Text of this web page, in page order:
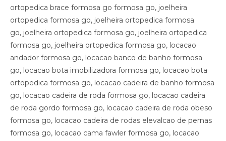
ortopedica brace formosa go formosa go, joelheira
ortopedica formosa go, joelheira ortopedica formosa
go, joelheira ortopedica formosa go, joelheira ortopedica
formosa go, joelheira ortopedica formosa go, locacao
andador formosa go, locacao banco de banho formosa
go, locacao bota imobilizadora formosa go, locacao bota
ortopedica formosa go, locacao cadeira de banho formosa
go, locacao cadeira de roda formosa go, locacao cadeira
de roda gordo formosa go, locacao cadeira de roda obeso
formosa go, locacao cadeira de rodas elevalcao de pernas
formosa go, locacao cama fawler formosa go, locacao